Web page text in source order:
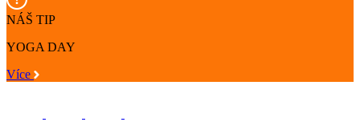
NÁŠ TIP
YOGA DAY
Více